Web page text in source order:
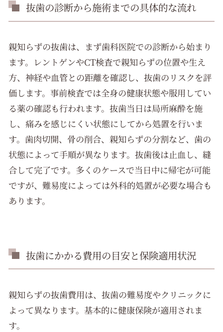
抜歯の診断から施術までの具体的な流れ
親知らずの抜歯は、まず歯科医院での診断から始まり
ます。レントゲンやCT検査で親知らずの位置や生え
方、神経や血管との距離を確認し、抜歯のリスクを評
価します。事前検査では全身の健康状態や服用してい
る薬の確認も行われます。抜歯当日は局所麻酔を施
し、痛みを感じにくい状態にしてから処置を行いま
す。歯肉切開、骨の削合、親知らずの分割など、歯の
状態によって手順が異なります。抜歯後は止血し、縫
合して完了です。多くのケースで当日中に帰宅が可能
ですが、難易度によっては外科的処置が必要な場合も
あります。
抜歯にかかる費用の目安と保険適用状況
親知らずの抜歯費用は、抜歯の難易度やクリニックに
よって異なります。基本的に健康保険が適用されま
す。